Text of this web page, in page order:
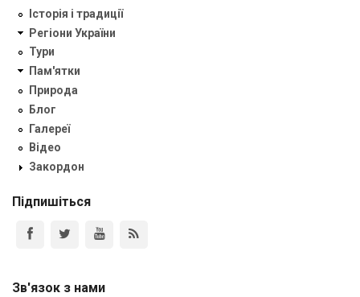
Історія і традиції
Регіони України
Тури
Пам'ятки
Природа
Блог
Галереї
Відео
Закордон
Підпишіться
Зв'язок з нами